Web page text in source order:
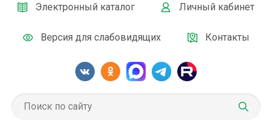
Электронный каталог Личный кабинет
Версия для слабовидящих Контакты